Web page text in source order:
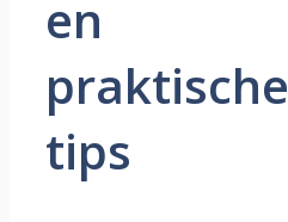
en
praktische
tips